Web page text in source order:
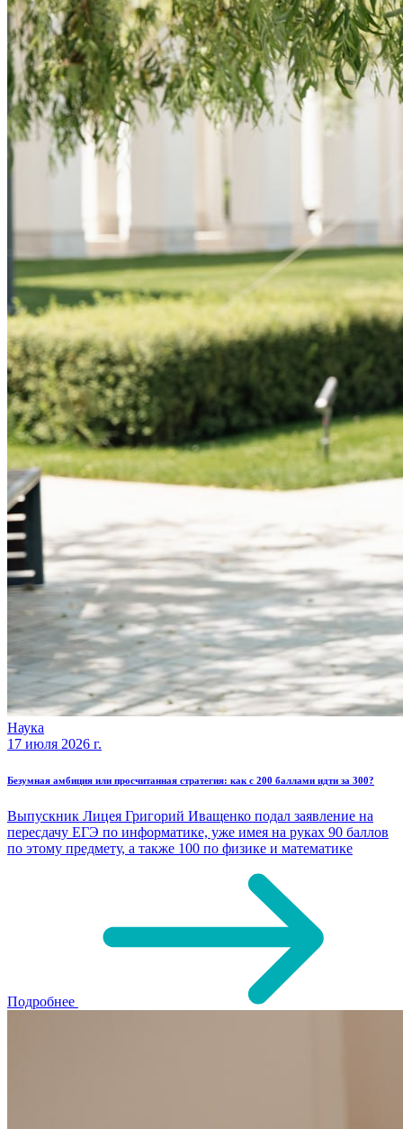
Наука
17 июля 2026 г.
Безумная амбиция или просчитанная стратегия: как с 200 баллами идти за 300?
Выпускник Лицея Григорий Иващенко подал заявление на
пересдачу ЕГЭ по информатике, уже имея на руках 90 баллов
по этому предмету, а также 100 по физике и математике
Подробнее